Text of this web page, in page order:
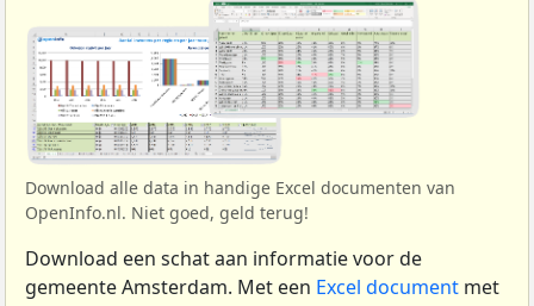
Download alle data in handige Excel documenten van
OpenInfo.nl. Niet goed, geld terug!
Download een schat aan informatie voor de
gemeente Amsterdam. Met een Excel document met